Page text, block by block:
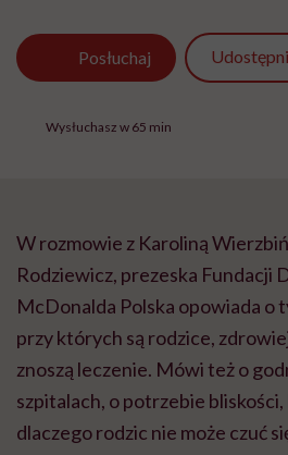
Posłuchaj
Wysłuchasz w 65 min
W rozmowie z Karoliną
Rodziewicz, prezeska Fundacji
McDonalda Polska opowiada o
przy których są rodzice,
znoszą leczenie. Mówi też o
szpitalach, o potrzebie
dlaczego rodzic nie może czuć